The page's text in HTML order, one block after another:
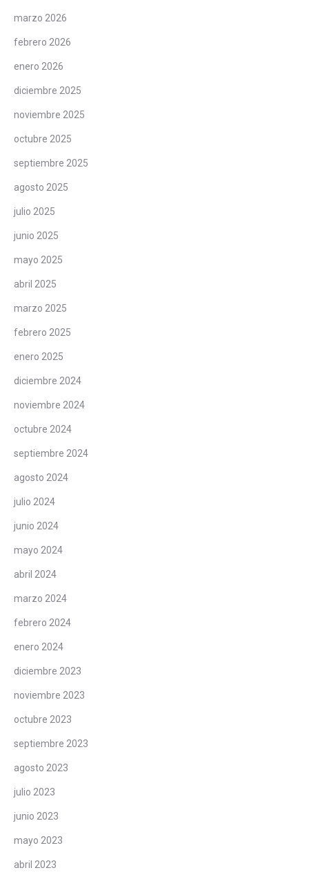
marzo 2026
febrero 2026
enero 2026
diciembre 2025
noviembre 2025
octubre 2025
septiembre 2025
agosto 2025
julio 2025
junio 2025
mayo 2025
abril 2025
marzo 2025
febrero 2025
enero 2025
diciembre 2024
noviembre 2024
octubre 2024
septiembre 2024
agosto 2024
julio 2024
junio 2024
mayo 2024
abril 2024
marzo 2024
febrero 2024
enero 2024
diciembre 2023
noviembre 2023
octubre 2023
septiembre 2023
agosto 2023
julio 2023
junio 2023
mayo 2023
abril 2023